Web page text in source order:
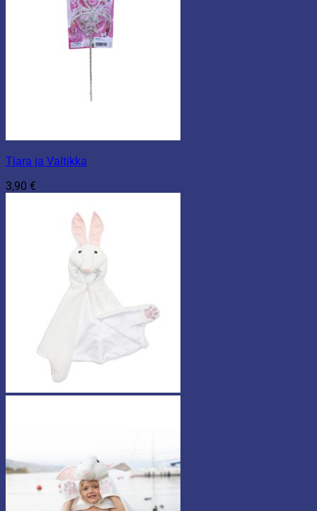
Tiara ja Valtikka
3,90 €